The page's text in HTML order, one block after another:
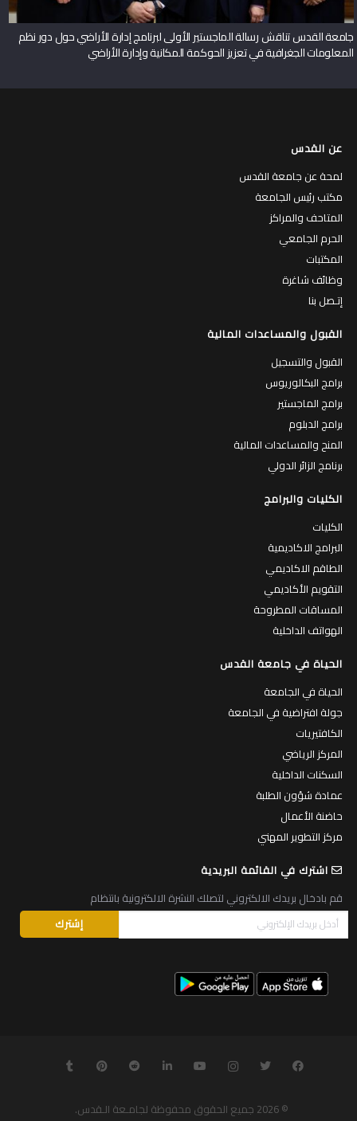
عن القدس
لمحة عن جامعة القدس
مكتب رئيس الجامعة
المتاحف والمراكز
الحرم الجامعي
المكتبات
إتـصل بنا
القبول والمساعدات المالية
القبول والتسجيل
برامج البكالوريوس
برامج الماجستير
برامج الدبلوم
برنامج الزائر الدولي
الكليات والبرامج
الكليات
البرامج الاكاديمية
الطاقم الاكاديمي
التقويم الأكاديمي
الهواتف الداخلية
الحياة في جامعة القدس
الحياة في الجامعة
جولة افتراضية في الجامعة
الكافتيريات
المركز الرياضي
السكنات الداخلية
عمادة شؤون الطلبة
حاضنة الأعمال
مركز التطوير المهني
اشترك في القائمة البريدية
قم بادخال بريدك الالكتروني لتصلك النشرة الالكترونية بانتظام